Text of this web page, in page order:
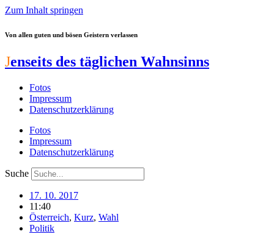
Zum Inhalt springen
Von allen guten und bösen Geistern verlassen
Jenseits des täglichen Wahnsinns
Fotos
Impressum
Datenschutzerklärung
Fotos
Impressum
Datenschutzerklärung
Suche
17. 10. 2017
11:40
Österreich, Kurz, Wahl
Politik